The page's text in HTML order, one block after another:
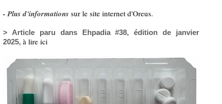
- Plus d'informations sur le site internet d'Oreus.
> Article paru dans Ehpadia #38, édition de janvier
2025, à lire ici